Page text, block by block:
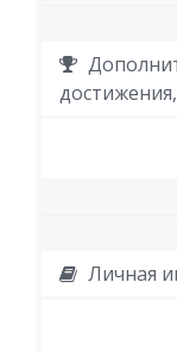
Личная